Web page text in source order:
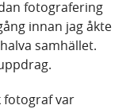
fotografering
innan jag åkte
samhället.
fotograf var